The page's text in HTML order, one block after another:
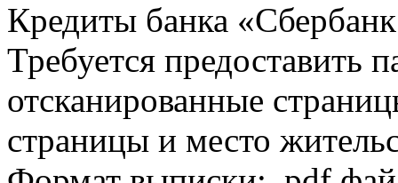
Кредиты банка
Требуется предоставить
отсканированные
страницы и место